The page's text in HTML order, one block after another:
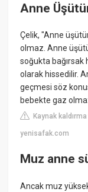
Anne
Çelik, "Anne
olmaz. Anne
soğukta bağırsak
olarak hissedilir.
geçmesi söz
bebekte gaz
Kaynak
yenisafak.com
Muz anne
Ancak muz